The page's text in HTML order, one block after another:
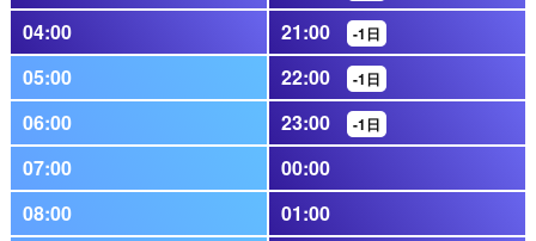
04:00 21:00 -1日
05:00 22:00 -1日
06:00 23:00 -1日
07:00
00:00
08:00
01:00